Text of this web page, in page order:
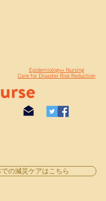
Epidemiology+ Nursing
Care for Disaster Risk Reduction
での減災ケアはこちら